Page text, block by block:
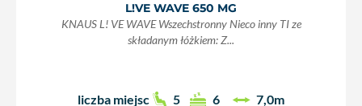
L!VE WAVE 650 MG
KNAUS L! VE WAVE Wszechstronny Nieco inny TI ze
składanym łóżkiem: Z...
liczba miejsc 5 6 7,0m